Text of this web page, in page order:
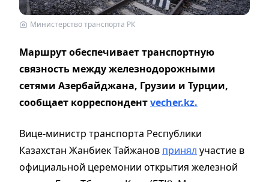
Министерство транспорта РК
Маршрут обеспечивает транспортную
связность между железнодорожными
сетями Азербайджана, Грузии и Турции,
сообщает корреспондентvecher.kz.
Вице-министр транспорта Республики
Казахстан Жанбиек Тайжанов принял участие в
официальной церемонии открытия железной